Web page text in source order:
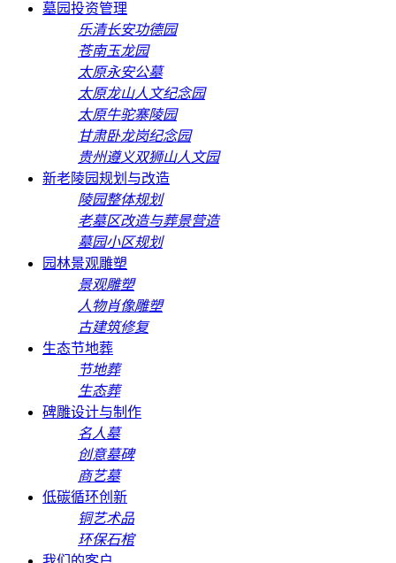
墓园投资管理
乐清长安功德园
苍南玉龙园
太原永安公墓
太原龙山人文纪念园
太原牛驼寨陵园
甘肃卧龙岗纪念园
贵州遵义双狮山人文园
新老陵园规划与改造
陵园整体规划
老墓区改造与葬景营造
墓园小区规划
园林景观雕塑
景观雕塑
人物肖像雕塑
古建筑修复
生态节地葬
节地葬
生态葬
碑雕设计与制作
名人墓
创意墓碑
商艺墓
低碳循环创新
铜艺术品
环保石棺